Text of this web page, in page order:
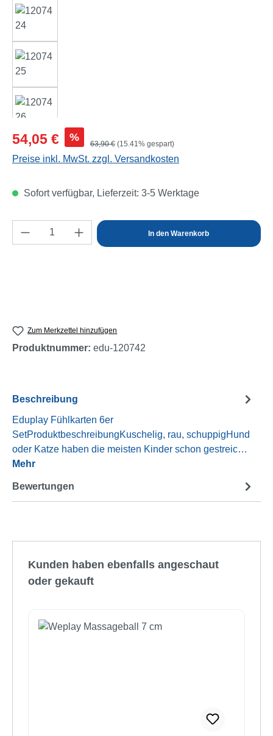
Verkaufspreis:
54,05 € % Regulärer Preis:
63,90 € (15.41% gespart)
Preise inkl. MwSt. zzgl. Versandkosten
Sofort verfügbar, Lieferzeit: 3-5 Werktage
Produkt Anzahl: Gib den gewünschten
In den Warenkorb
Zum Merkzettel hinzufügen
Produktnummer: edu-120742
Beschreibung
Eduplay Fühlkarten 6er
SetProduktbeschreibungKuschelig, rau, schuppigHund
oder Katze haben die meisten Kinder schon gestreic…
Mehr
Bewertungen
Kunden haben ebenfalls angeschaut
oder gekauft